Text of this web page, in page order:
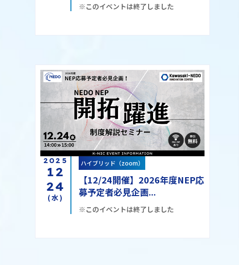
※このイベントは終了しました
2025
12
24
(水)
ハイブリッド（zoom）
【12/24開催】2026年度NEP応
募予定者必見企画...
※このイベントは終了しました